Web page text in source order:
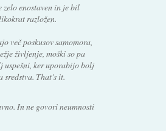
zelo enostaven in je bil
razložen.
več poskusov samomora,
življenje, moški so pa
uspešni, ker uporabijo bolj
sredstva. That's it.
In ne govori neumnosti